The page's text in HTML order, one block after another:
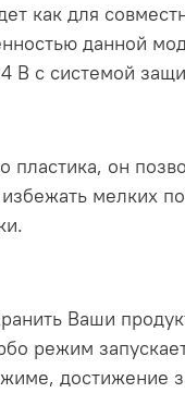
как для
данной
с системой
он
мелких
Ваши
режим
достижение